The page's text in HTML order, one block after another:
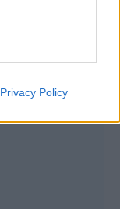
Privacy Policy